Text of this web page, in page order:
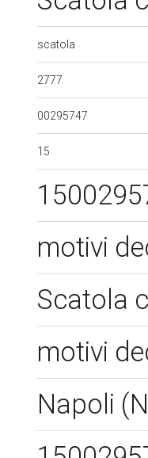
scatola
2777
00295747
15
motivi
Scatola
motivi
Napoli